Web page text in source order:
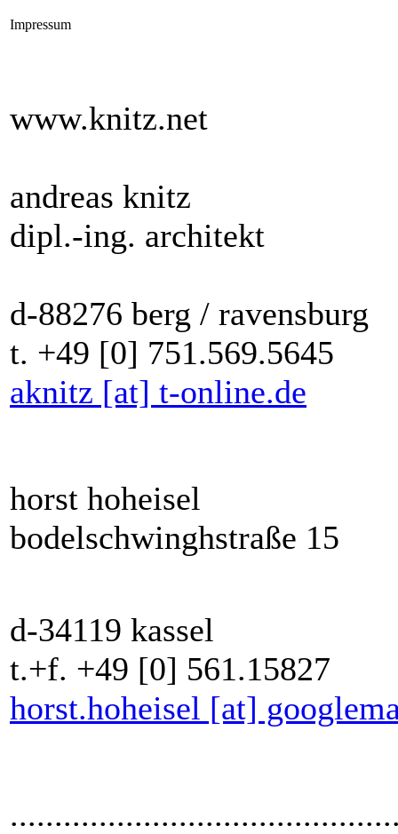
Impressum
www.knitz.net
andreas knitz
dipl.-ing. architekt
d-88276 berg / ravensburg
t. +49 [0] 751.569.5645
aknitz [at] t-online.de
horst hoheisel
bodelschwinghstraße 15
d-34119 kassel
t.+f. +49 [0] 561.15827
horst.hoheisel [at]